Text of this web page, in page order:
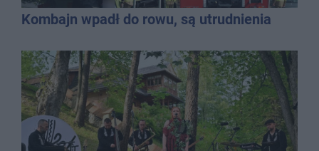
Kombajn wpadł do rowu, są utrudnienia